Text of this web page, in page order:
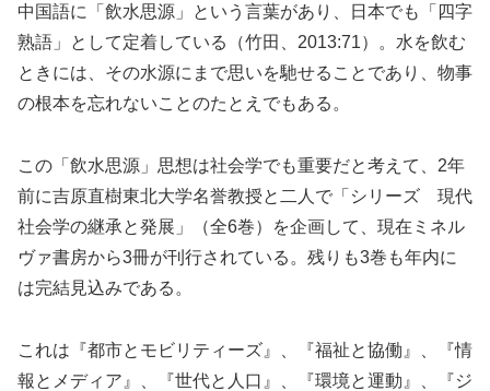
中国語に「飲水思源」という言葉があり、日本でも「四字
熟語」として定着している（竹田、2013:71）。水を飲む
ときには、その水源にまで思いを馳せることであり、物事
の根本を忘れないことのたとえでもある。
この「飲水思源」思想は社会学でも重要だと考えて、2年
前に吉原直樹東北大学名誉教授と二人で「シリーズ 現代
社会学の継承と発展」（全6巻）を企画して、現在ミネル
ヴァ書房から3冊が刊行されている。残りも3巻も年内に
は完結見込みである。
これは『都市とモビリティーズ』、『福祉と協働』、『情
報とメディア』、『世代と人口』、『環境と運動』、『ジ